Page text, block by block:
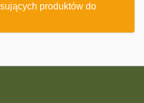
produktów do